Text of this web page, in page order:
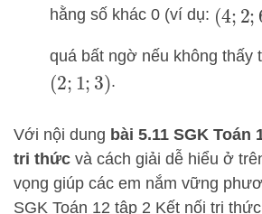
hằng số khác 0 (ví dụ: (4; 2;
quá bất ngờ nếu không thấy
(2; 1;3) .
Với nội dung bài 5.11 SGK Toán
tri thức và cách giải dễ hiểu ở
vọng giúp các em nắm vững
SGK Toán 12 tập 2 Kết nối tri